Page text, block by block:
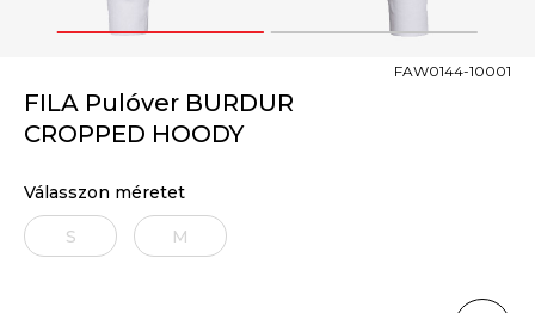
1 2
FILA Pulóver BURDUR
CROPPED HOODY
FAW0144-10001
Válasszon méretet
S M